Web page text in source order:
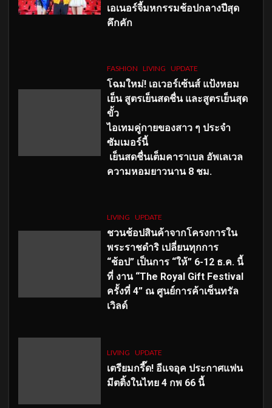
เอเนอร์จี้มหกรรมช้อปกลางปีสุด
คึกคัก
FASHION LIVING UPDATE
โฉมใหม่! เอเวอร์เซ้นส์ แป้งหอม
เย็น สูตรเย็นสดชื่น และสูตรเย็นสุด
ขั้ว
ไอเทมคู่กายของสาว ๆ ประจำ
ซัมเมอร์นี้
เย็นสดชื่นเต็มคาราเบล อัพเลเวล
ความหอมยาวนาน 8 ชม.
LIVING UPDATE
ชวนช้อปสินค้าจากโครงการใน
พระราชดำริ เปลี่ยนทุกการ
“ช้อป” เป็นการ “ให้” 6-12 ธ.ค. นี้
ที่ งาน “The Royal Gift Festival
ครั้งที่ 4” ณ ศูนย์การค้าเซ็นทรัล
เวิลด์
LIVING UPDATE
เตรียมกรี๊ด! อีแจอุค ประกาศแฟน
มีตติ้งในไทย 4 กพ 66 นี้